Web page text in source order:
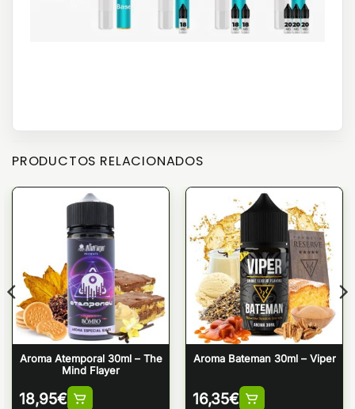
PRODUCTOS RELACIONADOS
Aroma Atemporal 30ml – The
Mind Flayer
18,95€
Aroma Bateman 30ml – Viper
16,35€